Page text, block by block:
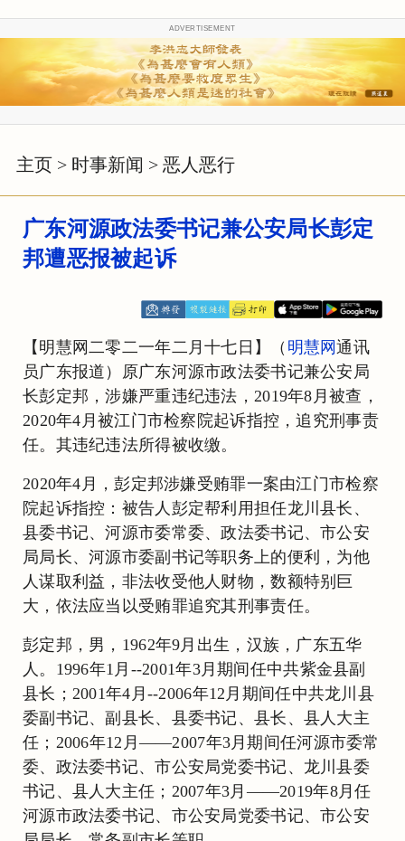
ADVERTISEMENT
主页 > 时事新闻 > 恶人恶行
广东河源政法委书记兼公安局长彭定
邦遭恶报被起诉
【明慧网二零二一年二月十七日】（ 明慧网通讯
员广东报道）原广东河源市政法委书记兼公安局
长彭定邦，涉嫌严重违纪违法，2019年8月被查，
2020年4月被江门市检察院起诉指控，追究刑事责
任。其违纪违法所得被收缴。
2020年4月，彭定邦涉嫌受贿罪一案由江门市检察
院起诉指控：被告人彭定帮利用担任龙川县长、
县委书记、河源市委常委、政法委书记、市公安
局局长、河源市委副书记等职务上的便利，为他
人谋取利益，非法收受他人财物，数额特别巨
大，依法应当以受贿罪追究其刑事责任。
彭定邦，男，1962年9月出生，汉族，广东五华
人。1996年1月--2001年3月期间任中共紫金县副
县长；2001年4月--2006年12月期间任中共龙川县
委副书记、副县长、县委书记、县长、县人大主
任；2006年12月――2007年3月期间任河源市委常
委、政法委书记、市公安局党委书记、龙川县委
书记、县人大主任；2007年3月――2019年8月任
河源市政法委书记、市公安局党委书记、市公安